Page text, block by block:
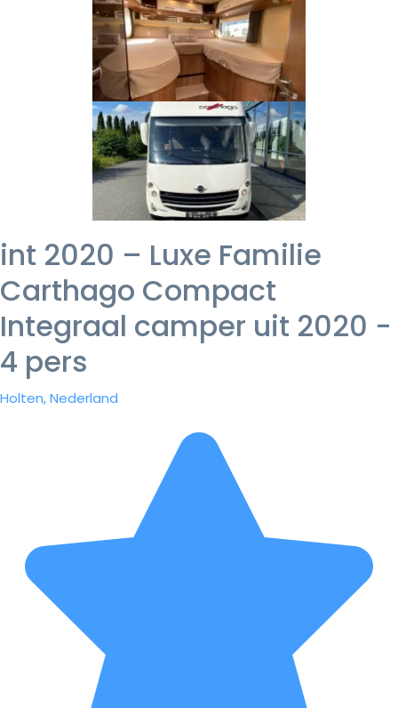
int 2020 – Luxe Familie
Carthago Compact
Integraal camper uit 2020 -
4 pers
Holten, Nederland